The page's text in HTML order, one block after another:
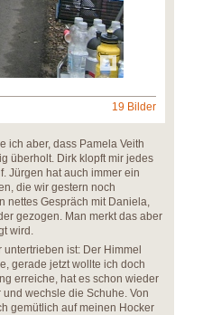
19 Bilder
ich aber, dass Pamela Veith
überholt. Dirk klopft mir jedes
Jürgen hat auch immer ein
die wir gestern noch
nettes Gespräch mit Daniela,
gezogen. Man merkt das aber
wird.
ist: Der Himmel
gerade jetzt wollte ich doch
erreiche, hat es schon wieder
wechsle die Schuhe. Von
gemütlich auf meinen Hocker